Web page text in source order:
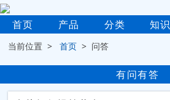
首页 产品 分类 知识
当前位置 >首页 > 问答
有问有答